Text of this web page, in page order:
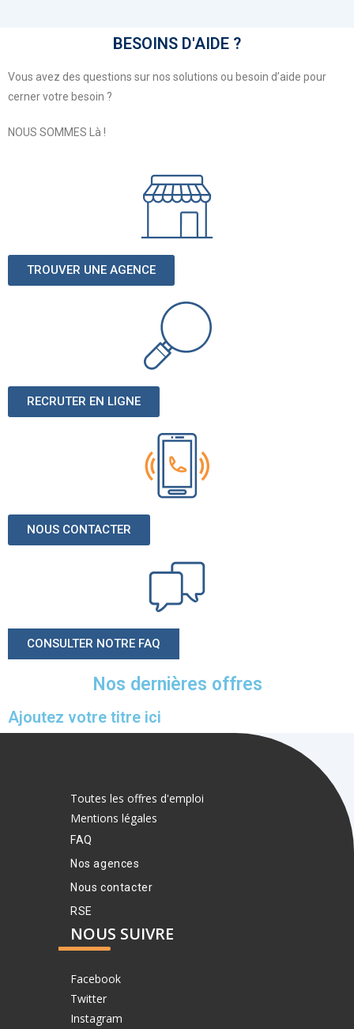
BESOINS D'AIDE ?
Vous avez des questions sur nos solutions ou besoin d’aide pour
cerner votre besoin ?
NOUS SOMMES Là !
TROUVER UNE AGENCE
RECRUTER EN LIGNE
NOUS CONTACTER
CONSULTER NOTRE FAQ
Nos dernières offres
Ajoutez votre titre ici
Toutes les offres d'emploi
Mentions légales
FAQ
Nos agences
Nous contacter
RSE
NOUS SUIVRE
Facebook
Twitter
Instagram